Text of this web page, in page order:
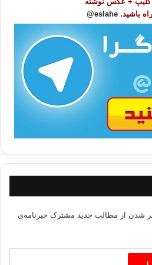
زمان، تا وقتی فرانگرفته ایم که هنچارهای
گفتن یا تفکرمان درباره زمان اثر
به نظر می رسند.
از مدل خطی پیروی میکند که در آن
پی حادثه دیگر روی می دهند. مثلا ًبعضی
به راست توصیف می کنند، به طوری که
قرار می گیرد.
زمان، دفترچه های خاطرات و تعیین وقت
خطی بگنجانید. زمان مانند یک تسمه
سد و هر کاری را که انجام می دهید،باید
باشد. در غیر این صورت ، جهان شما را
نمی شوند، و برای همیشه زمان را از
بی پایانی به نظر میرسد که از سر
جریان دارد.
« عربی»، ایده ی متفاوتی به ما ارائه
باشید. eslahe@
شدن از مطالب جدید مشترک خبرنامه‌ی